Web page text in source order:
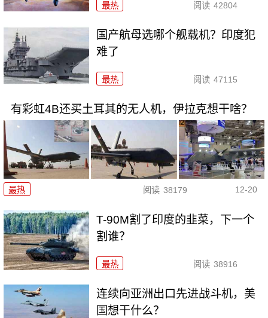
最热 阅读 42804
国产航母选哪个舰载机？印度犯
难了
最热 阅读 47115
有彩虹4B还买土耳其的无人机，伊拉克想干啥？
最热 阅读 38179 12-20
T-90M割了印度的韭菜，下一个
割谁？
最热 阅读 38916
连续向亚洲出口先进战斗机，美
国想干什么？